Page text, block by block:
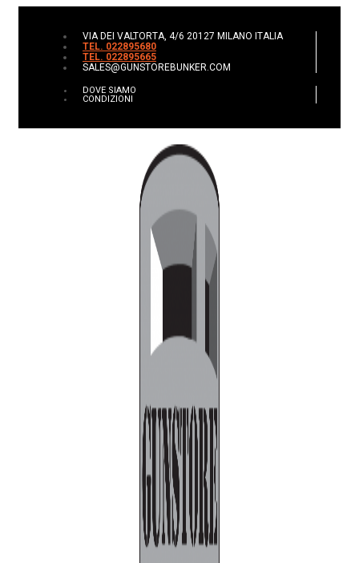
VIA DEI VALTORTA, 4/6 20127 MILANO ITALIA
TEL. 022895680
TEL. 022895665
SALES@GUNSTOREBUNKER.COM
DOVE SIAMO
CONDIZIONI